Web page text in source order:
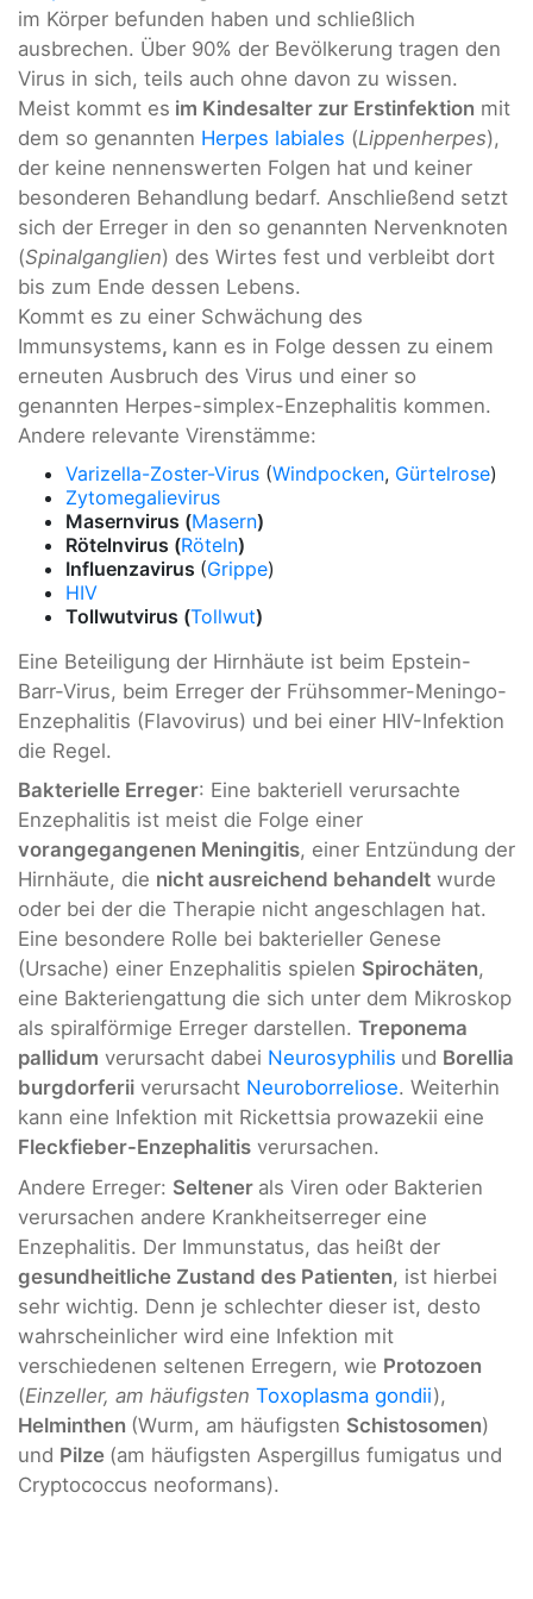
im Körper befunden haben und schließlich
ausbrechen. Über 90% der Bevölkerung tragen den
Virus in sich, teils auch ohne davon zu wissen.
Meist kommt es im Kindesalter zur Erstinfektion mit
dem so genannten Herpes labiales (Lippenherpes),
der keine nennenswerten Folgen hat und keiner
besonderen Behandlung bedarf. Anschließend setzt
sich der Erreger in den so genannten Nervenknoten
(Spinalganglien) des Wirtes fest und verbleibt dort
bis zum Ende dessen Lebens.
Kommt es zu einer Schwächung des
Immunsystems, kann es in Folge dessen zu einem
erneuten Ausbruch des Virus und einer so
genannten Herpes-simplex-Enzephalitis kommen.
Andere relevante Virenstämme:
Varizella-Zoster-Virus (Windpocken, Gürtelrose)
Zytomegalievirus
Masernvirus (Masern)
Rötelnvirus (Röteln)
Influenzavirus (Grippe)
HIV
Tollwutvirus (Tollwut)
Eine Beteiligung der Hirnhäute ist beim Epstein-
Barr-Virus, beim Erreger der Frühsommer-Meningo-
Enzephalitis (Flavovirus) und bei einer HIV-Infektion
die Regel.
Bakterielle Erreger: Eine bakteriell verursachte
Enzephalitis ist meist die Folge einer
vorangegangenen Meningitis, einer Entzündung der
Hirnhäute, die nicht ausreichend behandelt wurde
oder bei der die Therapie nicht angeschlagen hat.
Eine besondere Rolle bei bakterieller Genese
(Ursache) einer Enzephalitis spielen Spirochäten,
eine Bakteriengattung die sich unter dem Mikroskop
als spiralförmige Erreger darstellen. Treponema
pallidum verursacht dabei Neurosyphilis und Borellia
burgdorferii verursacht Neuroborreliose. Weiterhin
kann eine Infektion mit Rickettsia prowazekii eine
Fleckfieber-Enzephalitis verursachen.
Andere Erreger: Seltener als Viren oder Bakterien
verursachen andere Krankheitserreger eine
Enzephalitis. Der Immunstatus, das heißt der
gesundheitliche Zustand des Patienten, ist hierbei
sehr wichtig. Denn je schlechter dieser ist, desto
wahrscheinlicher wird eine Infektion mit
verschiedenen seltenen Erregern, wie Protozoen
(Einzeller, am häufigsten Toxoplasma gondii),
Helminthen (Wurm, am häufigsten Schistosomen)
und Pilze (am häufigsten Aspergillus fumigatus und
Cryptococcus neoformans).